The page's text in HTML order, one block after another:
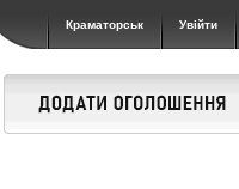
Краматорськ Увійти